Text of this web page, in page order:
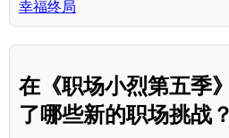
幸福终局
在《职场小烈第五季
了哪些新的职场挑战？